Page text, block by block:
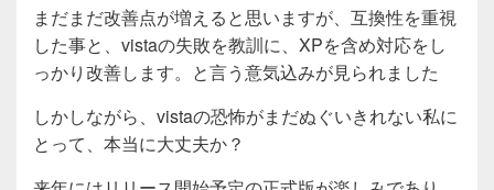
まだまだ改善点が増えると思いますが、互換性を重視
した事と、vistaの失敗を教訓に、XPを含め対応をし
っかり改善します。と言う意気込みが見られました
しかしながら、vistaの恐怖がまだぬぐいきれない私に
とって、本当に大丈夫か？